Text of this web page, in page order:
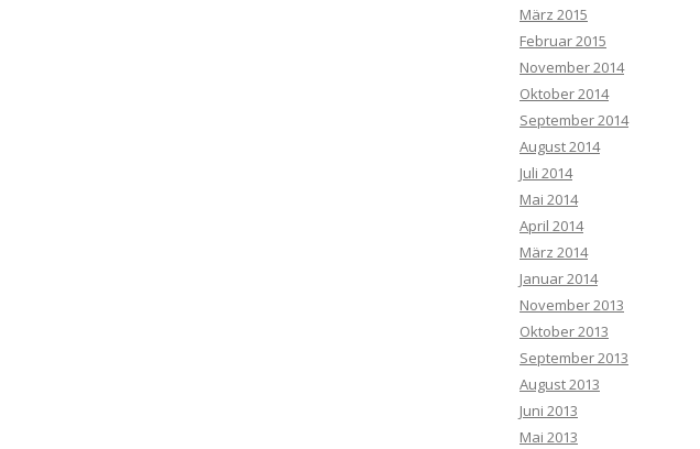
März 2015
Februar 2015
November 2014
Oktober 2014
September 2014
August 2014
Juli 2014
Mai 2014
April 2014
März 2014
Januar 2014
November 2013
Oktober 2013
September 2013
August 2013
Juni 2013
Mai 2013